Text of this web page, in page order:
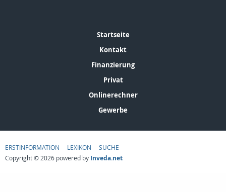
Startseite
Kontakt
Finanzierung
Privat
Onlinerechner
Gewerbe
ERSTINFORMATION LEXIKON
SUCHE
Copyright © 2026 powered by Inveda.net